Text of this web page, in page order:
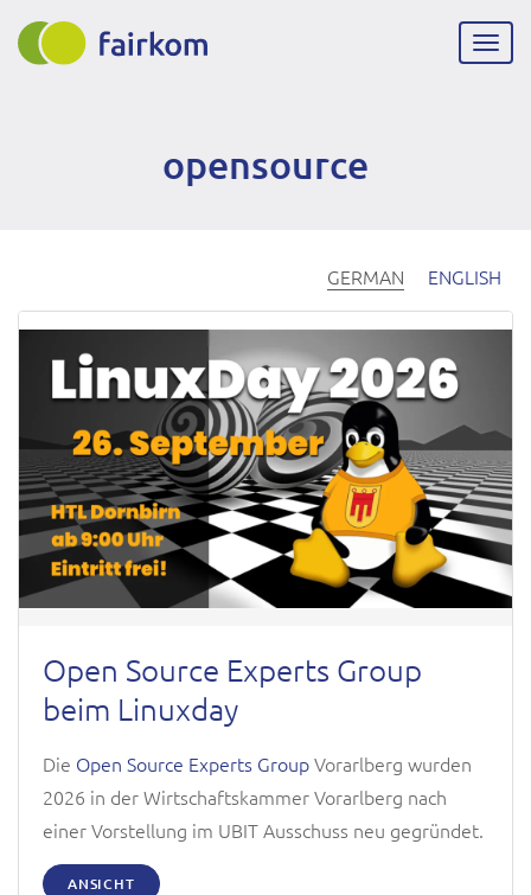
Direkt
zum
opensource
GERMAN ENGLISH
Open Source Experts Group
beim Linuxday
Die Open Source Experts GroupVorarlberg wurden
2026 in der Wirtschaftskammer Vorarlberg nach
einer Vorstellung im UBIT Ausschuss neu gegründet.
ANSICHT